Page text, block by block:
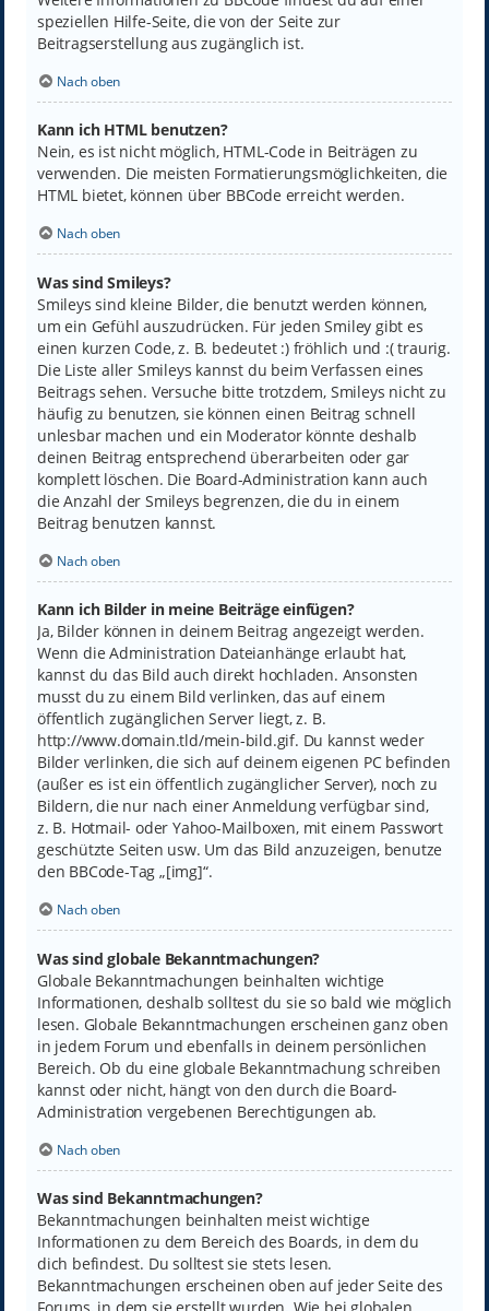
speziellen Hilfe-Seite, die von der Seite zur
Beitragserstellung aus zugänglich ist.
Nach oben
Kann ich HTML benutzen?
Nein, es ist nicht möglich, HTML-Code in Beiträgen zu
verwenden. Die meisten Formatierungsmöglichkeiten, die
HTML bietet, können über BBCode erreicht werden.
Nach oben
Was sind Smileys?
Smileys sind kleine Bilder, die benutzt werden können,
um ein Gefühl auszudrücken. Für jeden Smiley gibt es
einen kurzen Code, z. B. bedeutet :) fröhlich und :( traurig.
Die Liste aller Smileys kannst du beim Verfassen eines
Beitrags sehen. Versuche bitte trotzdem, Smileys nicht zu
häufig zu benutzen, sie können einen Beitrag schnell
unlesbar machen und ein Moderator könnte deshalb
deinen Beitrag entsprechend überarbeiten oder gar
komplett löschen. Die Board-Administration kann auch
die Anzahl der Smileys begrenzen, die du in einem
Beitrag benutzen kannst.
Nach oben
Kann ich Bilder in meine Beiträge einfügen?
Ja, Bilder können in deinem Beitrag angezeigt werden.
Wenn die Administration Dateianhänge erlaubt hat,
kannst du das Bild auch direkt hochladen. Ansonsten
musst du zu einem Bild verlinken, das auf einem
öffentlich zugänglichen Server liegt, z. B.
http://www.domain.tld/mein-bild.gif. Du kannst weder
Bilder verlinken, die sich auf deinem eigenen PC befinden
(außer es ist ein öffentlich zugänglicher Server), noch zu
Bildern, die nur nach einer Anmeldung verfügbar sind,
z. B. Hotmail- oder Yahoo-Mailboxen, mit einem Passwort
geschützte Seiten usw. Um das Bild anzuzeigen, benutze
den BBCode-Tag „[img]“.
Nach oben
Was sind globale Bekanntmachungen?
Globale Bekanntmachungen beinhalten wichtige
Informationen, deshalb solltest du sie so bald wie möglich
lesen. Globale Bekanntmachungen erscheinen ganz oben
in jedem Forum und ebenfalls in deinem persönlichen
Bereich. Ob du eine globale Bekanntmachung schreiben
kannst oder nicht, hängt von den durch die Board-
Administration vergebenen Berechtigungen ab.
Nach oben
Was sind Bekanntmachungen?
Bekanntmachungen beinhalten meist wichtige
Informationen zu dem Bereich des Boards, in dem du
dich befindest. Du solltest sie stets lesen.
Bekanntmachungen erscheinen oben auf jeder Seite des